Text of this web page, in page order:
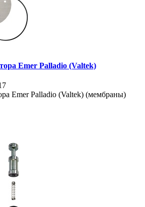
Emer Palladio (Valtek)
Emer Palladio (Valtek) (мембраны)